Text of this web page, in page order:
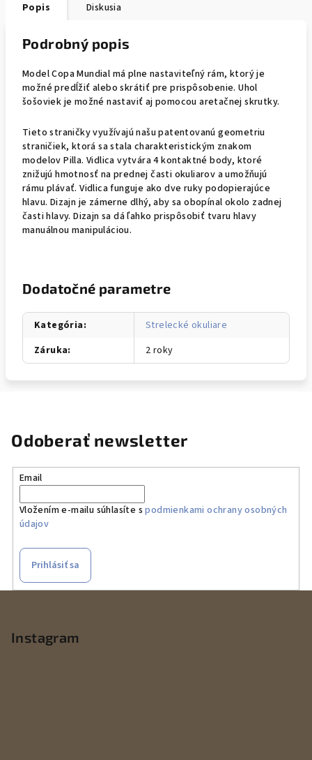
Popis Diskusia
Podrobný popis
Model Copa Mundial má plne nastaviteľný rám, ktorý je
možné predĺžiť alebo skrátiť pre prispôsobenie. Uhol
šošoviek je možné nastaviť aj pomocou aretačnej skrutky.
Tieto straničky využívajú našu patentovanú geometriu
straničiek, ktorá sa stala charakteristickým znakom
modelov Pilla. Vidlica vytvára 4 kontaktné body, ktoré
znižujú hmotnosť na prednej časti okuliarov a umožňujú
rámu plávať. Vidlica funguje ako dve ruky podopierajúce
hlavu. Dizajn je zámerne dlhý, aby sa obopínal okolo zadnej
časti hlavy. Dizajn sa dá ľahko prispôsobiť tvaru hlavy
manuálnou manipuláciou.
Dodatočné parametre
Kategória:
Strelecké okuliare
Záruka: 2 roky
Odoberať newsletter
Email
Vložením e-mailu súhlasíte spodmienkami ochrany osobných
údajov
Prihlásiť sa
Instagram